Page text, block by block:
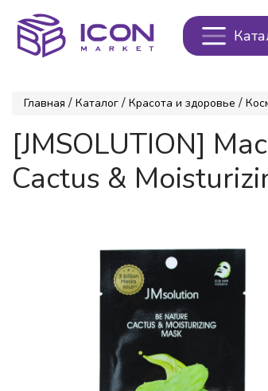
Главная / Каталог / Красота и здоровье /
[JMSOLUTION]
Cactus &